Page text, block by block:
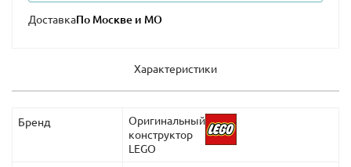
Доставка
Характеристики
Бренд
Оригинальный
конструктор
LEGO